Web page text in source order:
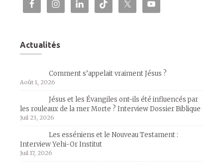
Actualités
Comment s’appelait vraiment Jésus ?
Août 1, 2026
Jésus et les Évangiles ont-ils été influencés par
les rouleaux de la mer Morte ? Interview Dossier Biblique
Juil 23, 2026
Les esséniens et le Nouveau Testament :
Interview Yehi-Or Institut
Juil 17, 2026